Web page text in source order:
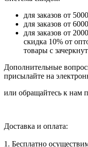
для заказов от
для заказов от
для заказов от
скидка 10% от
товары с
Дополнительные
присылайте на
или обращайтесь к нам
Доставка и оплата:
1. Бесплатно